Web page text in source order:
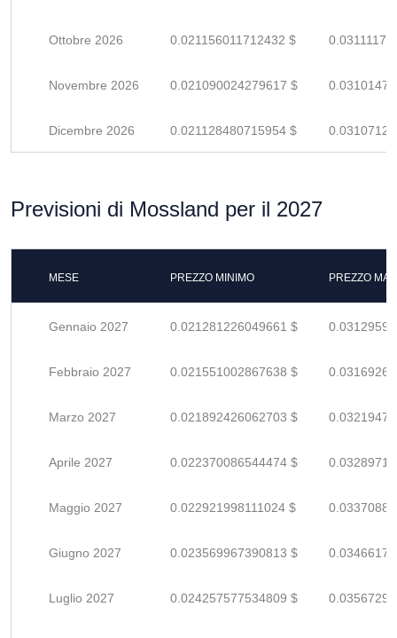
Ottobre 2026 0.021156011712432 $
Novembre 2026 0.021090024279617 $
Dicembre 2026 0.021128480715954 $
Previsioni di Mossland per il 2027
MESE PREZZO MINIMO PREZZO
Gennaio 2027 0.021281226049661 $
Febbraio 2027 0.021551002867638 $
Marzo 2027 0.021892426062703 $
Aprile 2027 0.022370086544474 $
Maggio 2027 0.022921998111024 $
Giugno 2027 0.023569967390813 $
Luglio 2027 0.024257577534809 $